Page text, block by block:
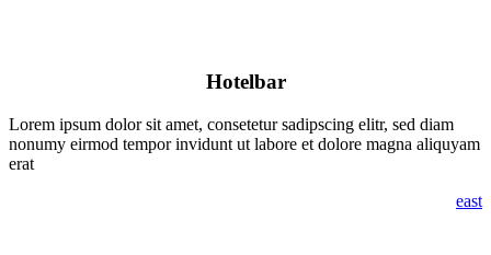
Hotelbar
Lorem ipsum dolor sit amet, consetetur sadipscing elitr, sed diam
nonumy eirmod tempor invidunt ut labore et dolore magna aliquyam
erat
east